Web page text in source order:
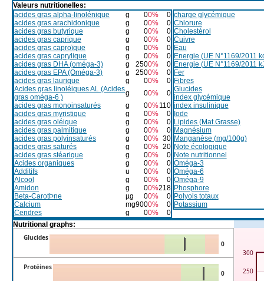
Valeurs nutritionelles:
acides gras alpha-linolénique
g 00%
0
acides gras arachidonique
g 00%
0
acides gras butyrique
g 00%
0
acides gras caprique
g 00%
0
acides gras caproïque
g 00%
0
acides gras caprylique
g 00%
0
acides gras DHA (oméga-3)
g 2500%
0
acides gras EPA (Oméga-3)
g 2500%
0
acides gras laurique
g 00%
0
Acides gras linoléiques AL (Acides
gras oméga-6 )
g 00%
0
acides gras monoinsaturés
g 00%110
acides gras myristique
g 00%
0
acides gras oléique
g 00%
0
acides gras palmitique
g 00%
0
acides gras polyinsaturés
g 00% 30
acides gras saturés
g 00% 20
acides gras stéarique
g 00%
0
Acides organiques
g 00%
0
Additifs
u 00%
0
Alcool
g 00%
0
Amidon
g 00%218
Beta-CarotÞne
µg 00%
0
Calcium
mg9000%
0
Cendres
g 00% 0
charge glycémique
Chlorure
Cholestérol
Cuivre
Eau
Energie (UE N°1169/2011
Energie (UE N°1169/2011
Fer
Fibres
Glucides
index glycémique
index insulinique
Iode
Lipides (Mat.Grasse)
Magnésium
Manganèse (mg/100g)
Note écologique
Note nutritionnel
Oméga-3
Oméga-6
Oméga-9
Phosphore
Polyols totaux
Potassium
Nutritional graphs:
0
Glucides
0
Protéines 250
300